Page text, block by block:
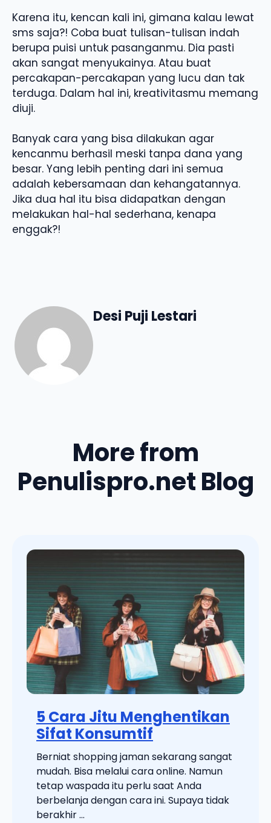
Karena itu, kencan kali ini, gimana kalau lewat
sms saja?! Coba buat tulisan-tulisan indah
berupa puisi untuk pasanganmu. Dia pasti
akan sangat menyukainya. Atau buat
percakapan-percakapan yang lucu dan tak
terduga. Dalam hal ini, kreativitasmu memang
diuji.
Banyak cara yang bisa dilakukan agar
kencanmu berhasil meski tanpa dana yang
besar. Yang lebih penting dari ini semua
adalah kebersamaan dan kehangatannya.
Jika dua hal itu bisa didapatkan dengan
melakukan hal-hal sederhana, kenapa
enggak?!
Desi Puji Lestari
More from
Penulispro.net Blog
5 Cara Jitu Menghentikan
Sifat Konsumtif
Berniat shopping jaman sekarang sangat
mudah. Bisa melalui cara online. Namun
tetap waspada itu perlu saat Anda
berbelanja dengan cara ini. Supaya tidak
berakhir ...